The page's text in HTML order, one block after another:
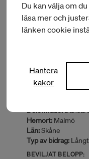
Län:Stockholm
Typ av bidrag:
BEVILJAT BELOPP:
Ärendenr:
Alma
Delområde:
Hemort: Malmö
Län:Skåne
Typ av bidrag:
BEVILJAT BELOPP:
Du kan välja om
läsa mer och
länken cookie
Hantera
kakor